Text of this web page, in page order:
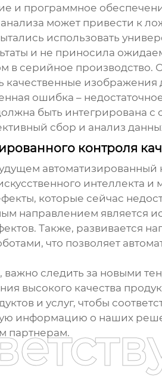
и программное
может привести к
использовать
и не приносила
в серийное производство.
качественные изображения
ошибка –
быть интегрирована
сбор и анализ
контроля
автоматизированный
интеллекта
которые сейчас
направлением является
Также, развивается
что позволяет
важно следить за новыми
высокого качества
и услуг, чтобы
информацию о наших
партнерам.